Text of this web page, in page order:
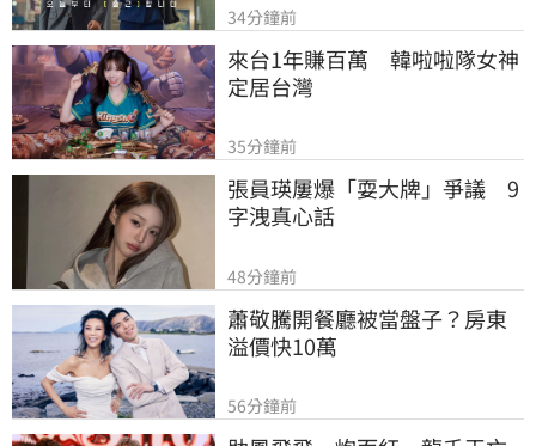
34分鐘前
來台1年賺百萬　韓啦啦隊女神
定居台灣
35分鐘前
張員瑛屢爆「耍大牌」爭議　9
字洩真心話
48分鐘前
蕭敬騰開餐廳被當盤子？房東
溢價快10萬
56分鐘前